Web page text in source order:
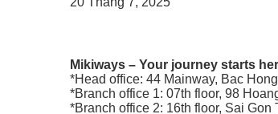
Mikiways – Your journey starts
*Head office: 44 Mainway, Bac
*Branch office 1: 07th floor, 98
*Branch office 2: 16th floor, Sai